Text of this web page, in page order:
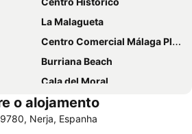
La Malagueta
Centro Comercial Málaga Plaza
Burriana Beach
Cala del Moral
Pedregalejo
Balcão de Europa
o alojamento
Nerja, Espanha